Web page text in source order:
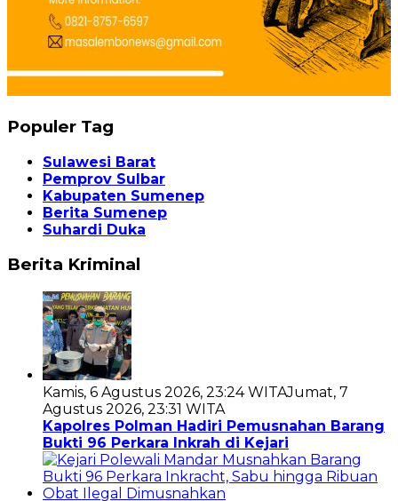
Populer Tag
Sulawesi Barat
Pemprov Sulbar
Kabupaten Sumenep
Berita Sumenep
Suhardi Duka
Berita Kriminal
Kamis, 6 Agustus 2026, 23:24 WITAJumat, 7
Agustus 2026, 23:31 WITA
Kapolres Polman Hadiri Pemusnahan Barang
Bukti 96 Perkara Inkrah di Kejari